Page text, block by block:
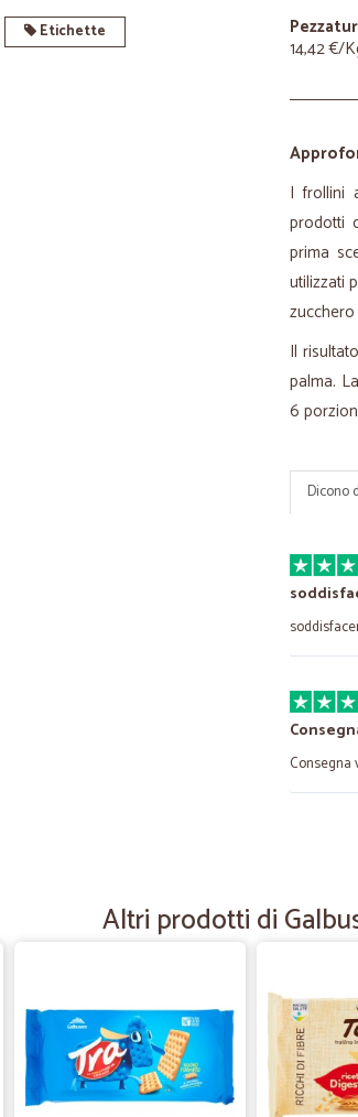
Etichette
14,42 €/
I frollini
prodotti
prima
utilizzati
Il
palma.
6
Dicono
Consegna
Altri prodotti di